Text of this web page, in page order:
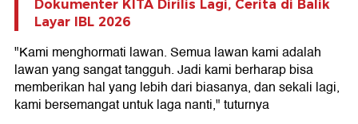
Dokumenter KITA Dirilis Lagi, Cerita di Balik
Layar IBL 2026
"Kami menghormati lawan. Semua lawan kami adalah
lawan yang sangat tangguh. Jadi kami berharap bisa
memberikan hal yang lebih dari biasanya, dan sekali lagi,
kami bersemangat untuk laga nanti," tuturnya